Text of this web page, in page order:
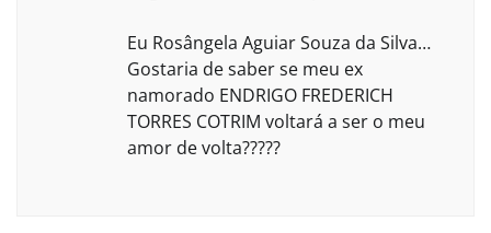
Eu Rosângela Aguiar Souza da Silva…
Gostaria de saber se meu ex
namorado ENDRIGO FREDERICH
TORRES COTRIM voltará a ser o meu
amor de volta?????